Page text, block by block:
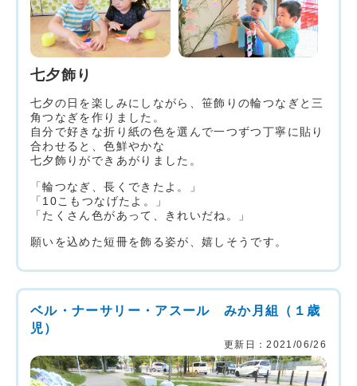
七夕飾り
七夕の日を楽しみにしながら、笹飾りの輪つなぎと三
角つなぎを作りました。
自分で好きな折り紙の色を選んで一つずつ丁寧に貼り
合わせると、色鮮やかな
七夕飾りができあがりました。
「輪つなぎ、長くできたよ。」
「10こもつなげたよ。」
「たくさん色があって、きれいだね。」
願いを込めた短冊を飾る姿が、嬉しそうです。
ベル・ナーサリー・アスール みか月組（１歳
児）
更新日：2021/06/26